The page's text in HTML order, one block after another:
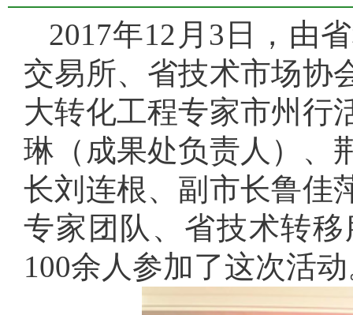
2017年12月3日，由
交易所、省技术市场协
大转化工程专家市州行
琳（成果处负责人）、
长刘连根、副市长鲁佳
专家团队、省技术转
100余人参加了这次活